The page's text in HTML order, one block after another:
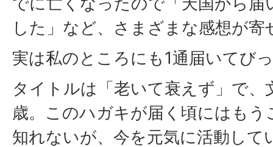
した」など、さまざまな感想が寄
実は私のところにも1通届いてび
タイトルは「老いて衰えず」で、
歳。このハガキが届く頃にはも
知れないが、今を元気に活動して